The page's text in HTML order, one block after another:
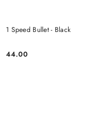
1 Speed Bullet - Black
Cena:
44.00